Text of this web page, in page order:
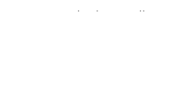
Une consultation a eu lieu